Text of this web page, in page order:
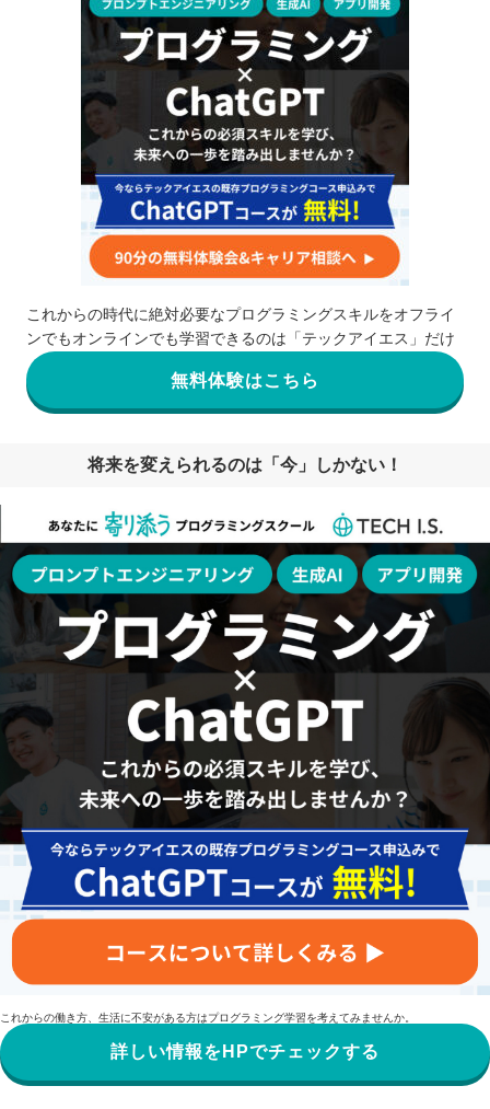
これからの時代に絶対必要なプログラミングスキルをオフライ
ンでもオンラインでも学習できるのは「テックアイエス」だけ
無料体験はこちら
将来を変えられるのは「今」しかない！
これからの働き方、生活に不安がある方はプログラミング学習を考えてみませんか。
詳しい情報をHPでチェックする